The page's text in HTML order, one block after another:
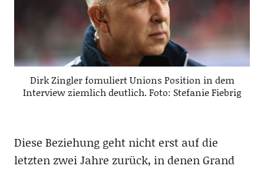
Dirk Zingler fomuliert Unions Position in dem
Interview ziemlich deutlich. Foto: Stefanie Fiebrig
Diese Beziehung geht nicht erst auf die
letzten zwei Jahre zurück, in denen Grand